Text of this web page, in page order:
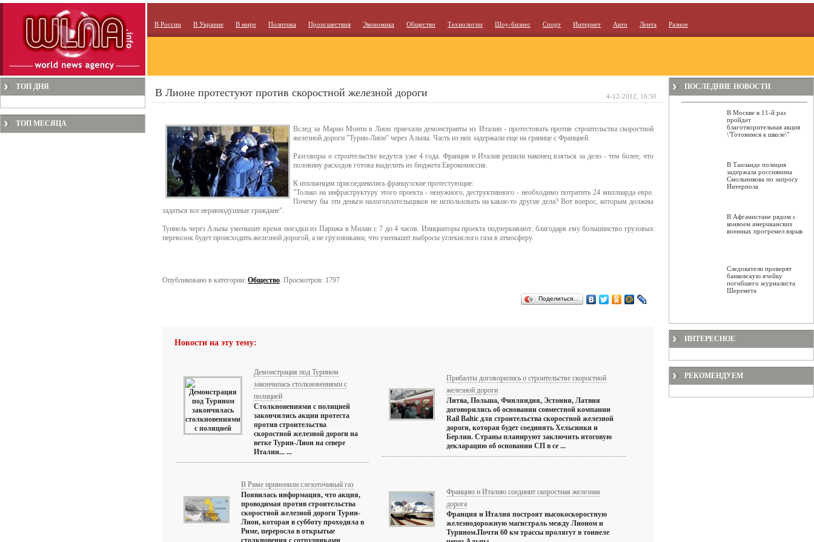
В России В Украине В мире Политика Происшествия Экономика Общество Технологии Шоу-бизнес Спорт Интернет Авто Лента Разное
ТОП ДНЯ
ТОП МЕСЯЦА
В Лионе протестуют против скоростной железной дороги
Вслед за Марио Монти в Лион приехали демонстранты из Италии - протестовать против строительства скоростной
железной дороги "Турин-Лион" через Альпы. Часть из них задержали еще на границе с Францией.
Разговоры о строительстве ведутся уже 4 года. Франция и Италия решили наконец взяться за дело - тем более, что
половину расходов готова выделить из бюджета Еврокомиссия.
К итальянцам присоединились французские протестующие:
"Только на инфраструктуру этого проекта - ненужного, деструктивного - необходимо потратить 24 миллиарда евро.
Почему бы эти деньги налогоплательщиков не использовать на какие-то другие дела? Вот вопрос, которым должны
задаться все неравнодушные граждане".
Туннель через Альпы уменьшит время поездки из Парижа в Милан с 7 до 4 часов. Инициаторы проекта подчеркивают: благодаря ему большинство грузовых
перевозок будет происходить железной дорогой, а не грузовиками, что уменьшит выбросы углекислого газа в атмосферу.
Опубликовано в категории: Общество. Просмотров: 1797
Поделиться…
Новости на эту тему:
Демонстрация под Турином
закончилась столкновениями с
полицией
Столкновениями с полицией
закончились акции протеста
против строительства
скоростной железной дороги на
ветке Турин-Лион на севере
Италии... ...
Прибалты договорились о строительстве скоростной
железной дороги
Литва, Польша, Финляндия, Эстония, Латвия
договорились об основании совместной компании
Rail Baltic для строительства скоростной железной
дороги, которая будет соединять Хельсинки и
Берлин. Страны планируют заключить итоговую
декларацию об основании СП в се ...
В Риме применили слезоточивый газ
Появилась информация, что акция,
проводимая против строительства
скоростной железной дороги Турин-
Лион, которая в субботу проходила в
Риме, переросла в открытые
столкновения с сотрудниками
Францию и Италию соединит скоростная железная
дорога
Франция и Италия построят высокоскоростную
железнодорожную магистраль между Лионом и
Турином.Почти 60 км трассы пролягут в тоннеле
4-12-2012, 16:50
ПОСЛЕДНИЕ НОВОСТИ
В Москве в 11-й раз
пройдет
благотворительная акция
\"Готовимся к школе\"
В Таиланде полиция
задержала россиянина
Смольникова по запросу
Интерпола
В Афганистане рядом с
конвоем американских
военных прогремел взрыв
Следователи проверят
банковскую ячейку
погибшего журналиста
Шеремета
ИНТЕРЕСНОЕ
РЕКОМЕНДУЕМ